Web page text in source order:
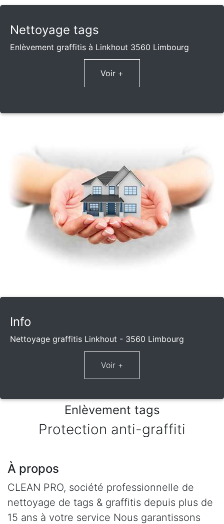
Nettoyage tags
Enlèvement graffitis à Linkhout 3560 Limbourg
Voir +
Info
Nettoyage graffitis Linkhout - 3560 Limbourg
Enlèvement tags
Protection anti-graffiti
À propos
CLEAN PRO, société professionnelle de
nettoyage de tags & graffitis depuis plus de
15 ans à votre service Nous garantissons